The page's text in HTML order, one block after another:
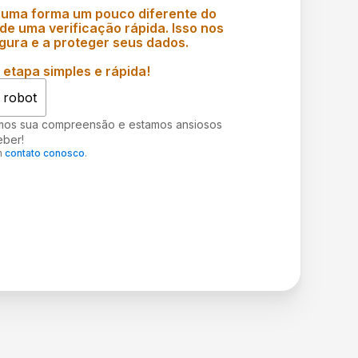
forma um pouco diferente do
uma verificação rápida. Isso nos
e a proteger seus dados.
simples e rápida!
robot
sua compreensão e estamos ansiosos
contato conosco.